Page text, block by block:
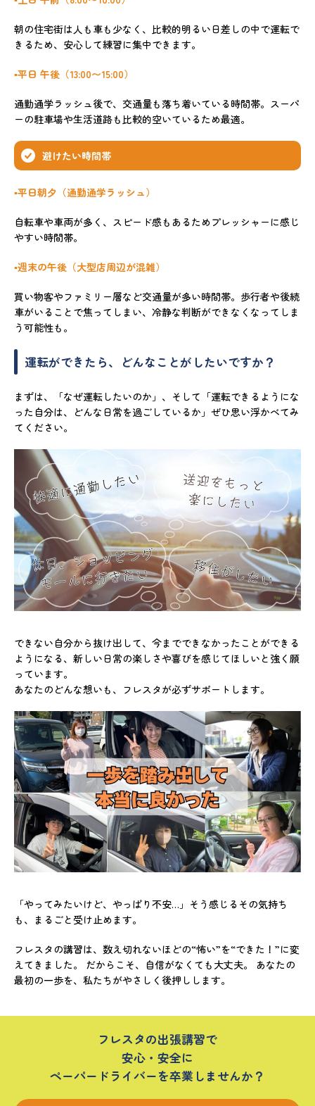
朝の住宅街は人も車も少なく、比較的明るい日差しの中で運転で
きるため、安心して練習に集中できます。
▪️平日 午後（13:00〜15:00）
通勤通学ラッシュ後で、交通量も落ち着いている時間帯。スーパ
ーの駐車場や生活道路も比較的空いているため最適。
避けたい時間帯
▪️平日朝夕（通勤通学ラッシュ）
自転車や車両が多く、スピード感もあるためプレッシャーに感じ
やすい時間帯。
▪️週末の午後（大型店周辺が混雑）
買い物客やファミリー層など交通量が多い時間帯。歩行者や後続
車がいることで焦ってしまい、冷静な判断ができなくなってしま
う可能性も。
運転ができたら、どんなことがしたいですか？
まずは、「なぜ運転したいのか」、そして「運転できるようにな
った自分は、どんな日常を過ごしているか」ぜひ思い浮かべてみ
てください。
できない自分から抜け出して、今までできなかったことができる
ようになる、新しい日常の楽しさや喜びを感じてほしいと強く願
っています。
あなたのどんな想いも、フレスタが必ずサポートします。
「やってみたいけど、やっぱり不安…」そう感じるその気持ち
も、まるごと受け止めます。
フレスタの講習は、数え切れないほどの“怖い”を“できた！”に変
えてきました。 だからこそ、自信がなくても大丈夫。 あなたの
最初の一歩を、私たちがやさしく後押しします。
フレスタの出張講習で
安心・安全に
ペーパードライバーを卒業しませんか？